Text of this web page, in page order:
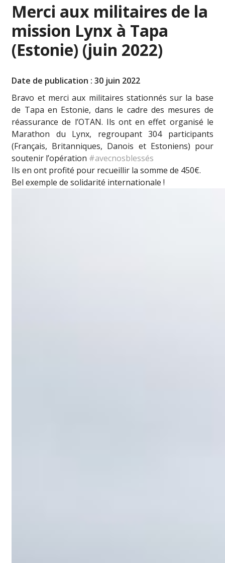
Merci aux militaires de la
mission Lynx à Tapa
(Estonie) (juin 2022)
Date de publication : 30 juin 2022
Bravo et merci aux militaires stationnés sur la base
de Tapa en Estonie, dans le cadre des mesures de
réassurance de l’OTAN. Ils ont en effet organisé le
Marathon du Lynx, regroupant 304 participants
(Français, Britanniques, Danois et Estoniens) pour
soutenir l’opération #avecnosblessés
Ils en ont profité pour recueillir la somme de 450€.
Bel exemple de solidarité internationale !